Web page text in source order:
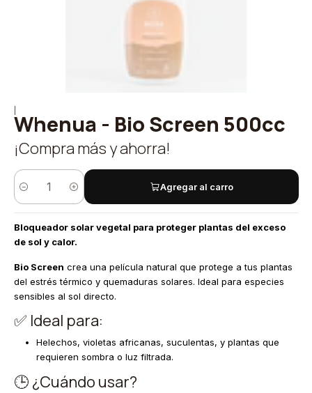
Whenua - Bio Screen 500cc
¡Compra más y ahorra!
Cantidad
Agregar al carro
Bloqueador solar vegetal para proteger plantas del exceso
de sol y calor.
Bio Screen crea una película natural que protege a tus plantas
del estrés térmico y quemaduras solares. Ideal para especies
sensibles al sol directo.
✅ Ideal para:
Helechos, violetas africanas, suculentas, y plantas que
requieren sombra o luz filtrada.
🕒 ¿Cuándo usar?